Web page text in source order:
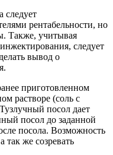
следует
рентабельности, но
Также, учитывая
следует
вывод о
приготовленном
растворе (соль с
посол дает
посол до заданной
посола. Возможность
так же созревать